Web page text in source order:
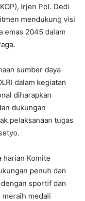
Irjen Pol. Dedi
mendukung visi
emas 2045 dalam
sumber daya
dalam kegiatan
diharapkan
dukungan
pelaksanaan tugas
harian Komite
penuh dan
sportif dan
medali